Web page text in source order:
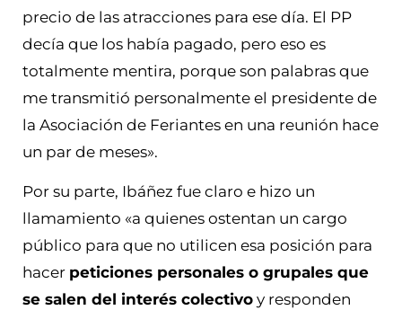
precio de las atracciones para ese día. El PP
decía que los había pagado, pero eso es
totalmente mentira, porque son palabras que
me transmitió personalmente el presidente de
la Asociación de Feriantes en una reunión hace
un par de meses».
Por su parte, Ibáñez fue claro e hizo un
llamamiento «a quienes ostentan un cargo
público para que no utilicen esa posición para
hacer peticiones personales o grupales que
se salen del interés colectivo y responden